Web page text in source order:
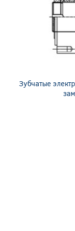
Зубчатые